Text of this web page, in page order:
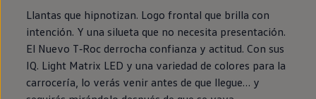
Llantas que hipnotizan. Logo frontal que brilla con
intención. Y una silueta que no necesita presentación.
El Nuevo T‑Roc derrocha confianza y actitud. Con sus
IQ. Light Matrix LED y una variedad de colores para la
carrocería, lo verás venir antes de que llegue… y